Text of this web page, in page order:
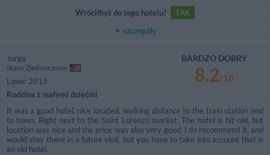
Wróciłbyś do tego hotelu?
TAK
szczegóły
Jorge
Stany Zjednoczone
Lipiec 2013
Rodzina z małymi dziećmi
BARDZO DOBRY
8.2/10
It was a good hotel, nice located, walking distance to the train station and
to town. Right next to the Saint Lorenzo market. The hotel is bit old, but
location was nice and the price was also very good. I do recommend it, and
would stay there in a future visit, but you have to take into account that is
an old hotel.